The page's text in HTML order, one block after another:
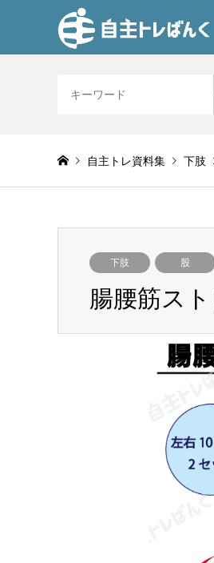
自主トレ資料集 下肢
下肢 股
腸腰筋ス